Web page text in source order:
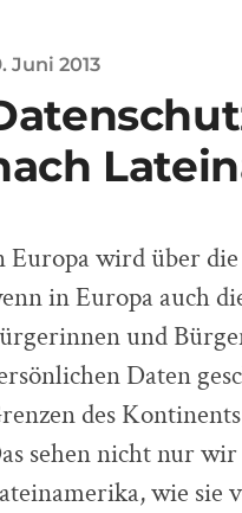
Juni 2013
Europa wird über
in Europa auch
und
Daten
des
sehen nicht nur
wie sie